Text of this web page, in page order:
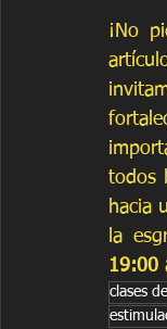
¡No
todos
hacia
la
19:00
clases